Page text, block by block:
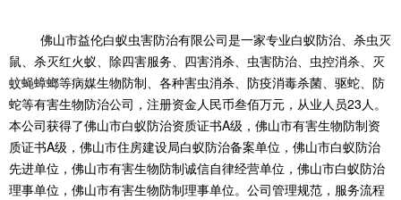
佛山市益伦白蚁虫害防治有限公司是一家专业白蚁防治、杀虫灭
鼠、杀灭红火蚁、除四害服务、四害消杀、虫害防治、虫控消杀、灭
蚊蝇蟑螂等病媒生物防制、各种害虫消杀、防疫消毒杀菌、驱蛇、防
蛇等有害生物防治公司，注册资金人民币叁佰万元，从业人员23人。
本公司获得了佛山市白蚁防治资质证书A级，佛山市有害生物防制资
质证书A级，佛山市住房建设局白蚁防治备案单位，佛山市白蚁防治
先进单位，佛山市有害生物防制诚信自律经营单位，佛山市白蚁防治
理事单位，佛山市有害生物防制理事单位。公司管理规范，服务流程